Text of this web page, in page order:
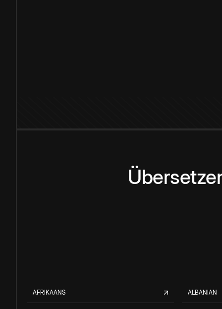
AFRIKAANS ALBANIAN